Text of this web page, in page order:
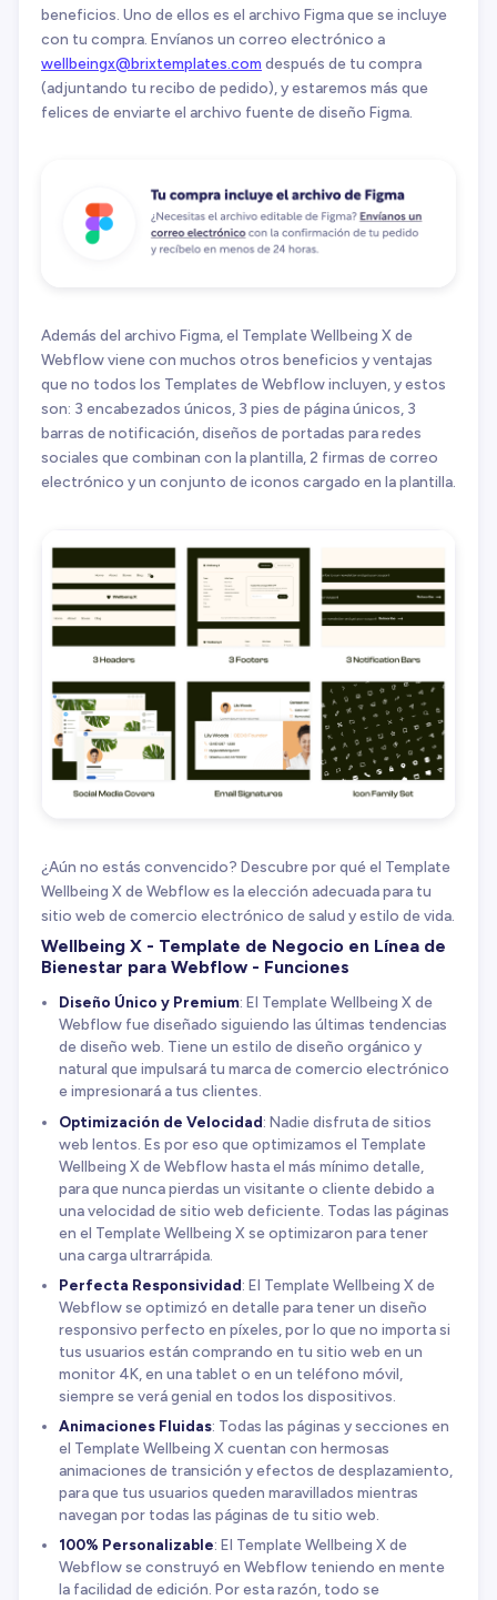
beneficios. Uno de ellos es el archivo Figma que se incluye
con tu compra. Envíanos un correo electrónico a
wellbeingx@brixtemplates.com después de tu compra
(adjuntando tu recibo de pedido), y estaremos más que
felices de enviarte el archivo fuente de diseño Figma.
Además del archivo Figma, el Template Wellbeing X de
Webflow viene con muchos otros beneficios y ventajas
que no todos los Templates de Webflow incluyen, y estos
son: 3 encabezados únicos, 3 pies de página únicos, 3
barras de notificación, diseños de portadas para redes
sociales que combinan con la plantilla, 2 firmas de correo
electrónico y un conjunto de iconos cargado en la plantilla.
¿Aún no estás convencido? Descubre por qué el Template
Wellbeing X de Webflow es la elección adecuada para tu
sitio web de comercio electrónico de salud y estilo de vida.
Wellbeing X - Template de Negocio en Línea de
Bienestar para Webflow - Funciones
Diseño Único y Premium: El Template Wellbeing X de
Webflow fue diseñado siguiendo las últimas tendencias
de diseño web. Tiene un estilo de diseño orgánico y
natural que impulsará tu marca de comercio electrónico
e impresionará a tus clientes.
Optimización de Velocidad: Nadie disfruta de sitios
web lentos. Es por eso que optimizamos el Template
Wellbeing X de Webflow hasta el más mínimo detalle,
para que nunca pierdas un visitante o cliente debido a
una velocidad de sitio web deficiente. Todas las páginas
en el Template Wellbeing X se optimizaron para tener
una carga ultrarrápida.
Perfecta Responsividad: El Template Wellbeing X de
Webflow se optimizó en detalle para tener un diseño
responsivo perfecto en píxeles, por lo que no importa si
tus usuarios están comprando en tu sitio web en un
monitor 4K, en una tablet o en un teléfono móvil,
siempre se verá genial en todos los dispositivos.
Animaciones Fluidas: Todas las páginas y secciones en
el Template Wellbeing X cuentan con hermosas
animaciones de transición y efectos de desplazamiento,
para que tus usuarios queden maravillados mientras
navegan por todas las páginas de tu sitio web.
100% Personalizable: El Template Wellbeing X de
Webflow se construyó en Webflow teniendo en mente
la facilidad de edición. Por esta razón, todo se